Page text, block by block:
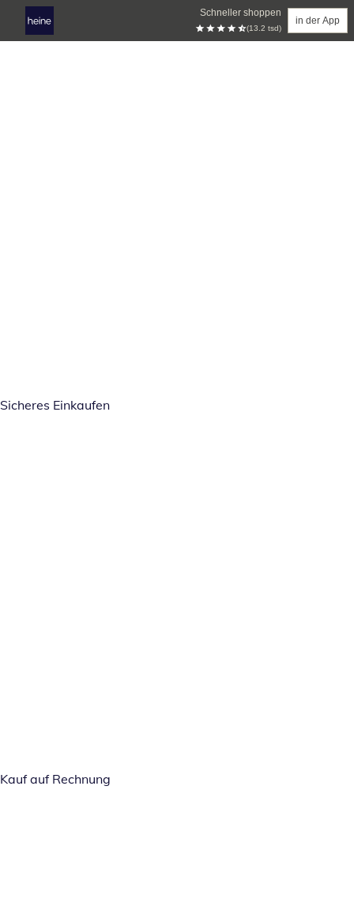
Schneller shoppen
(13.2 tsd)
in der App
Sicheres Einkaufen
Kauf auf Rechnung